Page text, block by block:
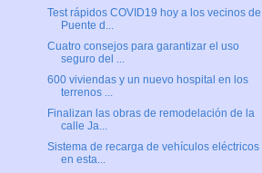
Test rápidos COVID19 hoy a los vecinos de
Puente d...
Cuatro consejos para garantizar el uso
seguro del ...
600 viviendas y un nuevo hospital en los
terrenos ...
Finalizan las obras de remodelación de la
calle Ja...
Sistema de recarga de vehículos eléctricos
en esta...